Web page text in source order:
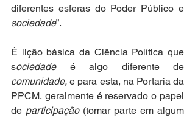
sociedade”.
É lição básica da Ciência Política que
sociedade
comunidade, e para esta, na Portaria da
PPCM, geralmente é reservado o papel
de participação (tomar parte em algum